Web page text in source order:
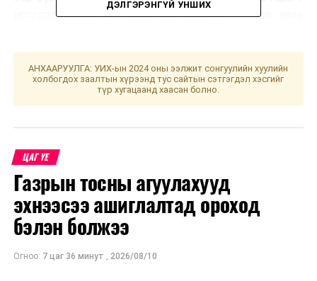
иргэдэд зөвлөгөө өгдөг тус өдөрлөгийг тав дахь
УНШСАН: 1913
Зорчигчийн эрүүл мэндийн хяналтын хуудсыг
ӨМНӨХ МЭДЭЭ
Монгол Улсад хуурай боомт хөгжүүлэх асуудлаар олон
улсын шинжээч нар зөвлөлдлөө
ДЭЛГЭРЭНГҮЙ УНШИХ
АНХААРУУЛГА: УИХ-ын 2024 оны ээлжит сонгуулийн хуулийн
холбогдох заалтын хүрээнд тус сайтын сэтгэгдэл хэсгийг
түр хугацаанд хаасан болно.
ЦАГ ҮЕ
Газрын тосны агуулахууд
эхнээсээ ашиглалтад ороход
бэлэн болжээ
Огноо: 7 цаг 36 минут , 2026/08/10